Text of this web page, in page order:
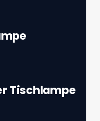
Tischlampe